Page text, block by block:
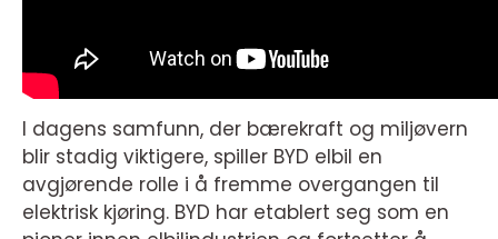
I dagens samfunn, der bærekraft og miljøvern
blir stadig viktigere, spiller BYD elbil en
avgjørende rolle i å fremme overgangen til
elektrisk kjøring. BYD har etablert seg som en